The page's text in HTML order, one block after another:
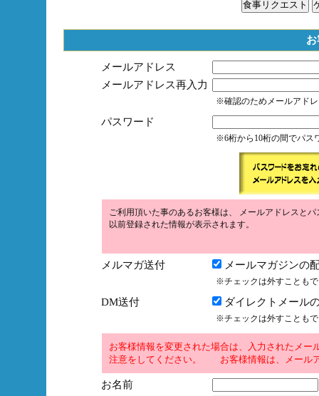
メールアドレス
メールアドレス再入力
※確認のためメールアド
パスワード
※6桁から10桁の間でパス
ご利用頂いた事のあるお客様は、 メールアドレスと
以前登録された情報が表示されます。
メルマガ送付 メールマガジンの
※チェックは外すことも
DM送付 ダイレクトメール
※チェックは外すことも
お客様情報を変更された場合は、入力されたメ
注意をしてください。 お客様情報は、メール
お名前